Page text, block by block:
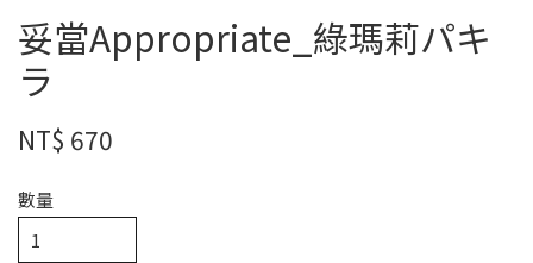
妥當Appropriate_綠瑪莉パキ
ラ
NT$ 670
數量